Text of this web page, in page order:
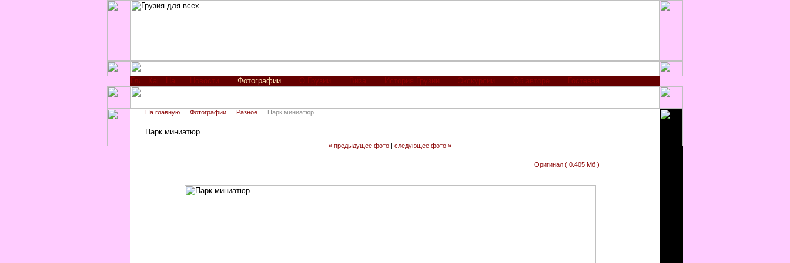
Новости Фотографии О Грузии Виза История Грузии Экскурсии Об авторе Гостевая
На главную Фотографии Разное Парк миниатюр
Парк миниатюр
« предыдущее фото | следующее фото »
Оригинал ( 0.405 Мб )